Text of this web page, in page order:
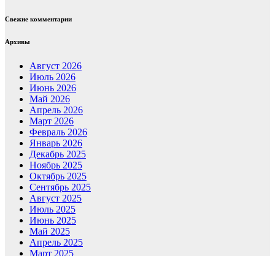
Свежие комментарии
Архивы
Август 2026
Июль 2026
Июнь 2026
Май 2026
Апрель 2026
Март 2026
Февраль 2026
Январь 2026
Декабрь 2025
Ноябрь 2025
Октябрь 2025
Сентябрь 2025
Август 2025
Июль 2025
Июнь 2025
Май 2025
Апрель 2025
Март 2025